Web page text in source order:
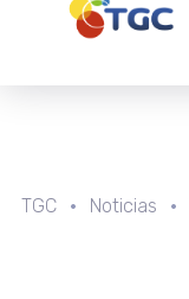
TGC Noticias